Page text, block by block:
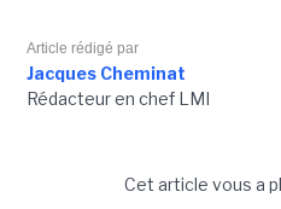
Article rédigé par
Jacques Cheminat
Rédacteur en chef LMI
Cet article vous a